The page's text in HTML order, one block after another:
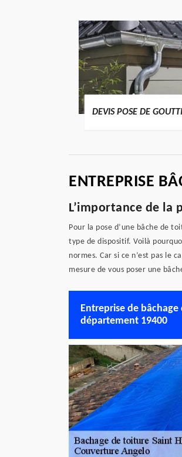
DEVIS POSE DE
ENTREPRISE
L’importance de la
Pour la pose d’une bâche de
type de dispositif. Voilà
normes. Car si ce n’est pas le
mesure de vous poser une
Entreprise de
département 19400